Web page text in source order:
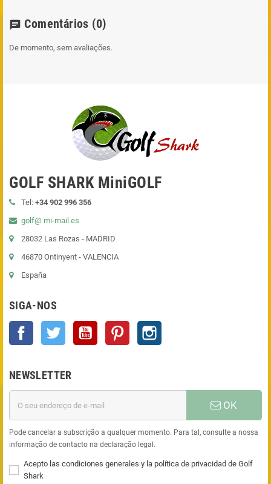
chat Comentários (0)
De momento, sem avaliações.
GOLF SHARK MiniGOLF
Tel: +34 902 996 356
golf@ mi-mail.es
28032 Las Rozas - MADRID
46870 Ontinyent - VALENCIA
España
SIGA-NOS
Facebook Twitter YouTube Pinterest
NEWSLETTER
OK
Pode cancelar a subscrição a qualquer momento. Para tal, consulte a nossa
informação de contacto na declaração legal.
Acepto las condiciones generales y la política de privacidad de Golf
Shark